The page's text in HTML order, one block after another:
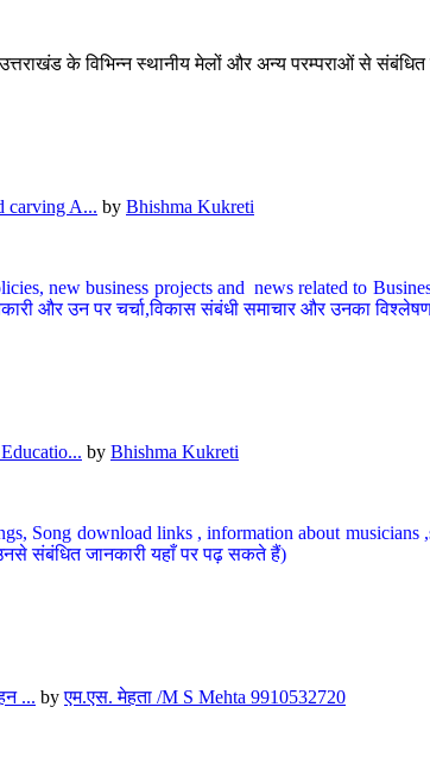
के विभिन्न स्थानीय मेलों और अन्य परम्पराओं से
carving A... by Bhishma Kukreti
new business projects and news related to
और उन पर चर्चा,विकास संबंधी समाचार और उनका
by Bhishma Kukreti
Song download links , information about
संबंधित जानकारी यहाँ पर पढ़ सकते हैं)
... byएम.एस. मेहता /M S Mehta 9910532720